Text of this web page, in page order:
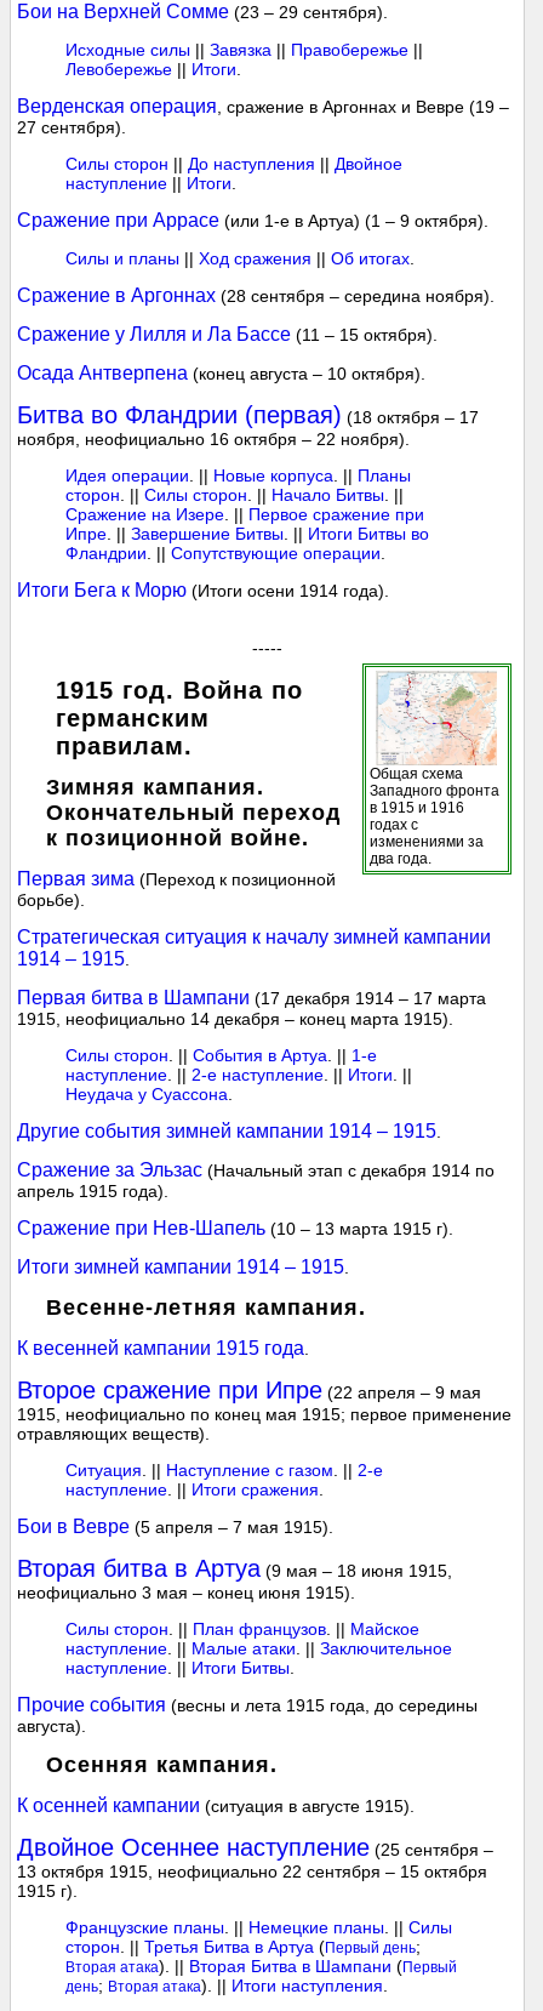
Бои на Верхней Сомме (23 – 29 сентября).
Исходные силы ||Завязка || Правобережье ||
Левобережье || Итоги
Верденская операция , сражение в Аргоннах и Вевре (19 –
27 сентября).
Силы сторон || До наступления || Двойное
наступление || Итоги
Сражение при Аррасе (или 1-е в Артуа) (1 – 9 октября).
Силы и планы ||Ход сражения ||Об итогах
Сражение в Аргоннах (28 сентября – середина ноября).
Сражение у Лилля и Ла Бассе (11 – 15 октября).
Осада Антверпена (конец августа – 10 октября).
Битва во Фландрии (первая) (18 октября – 17
ноября, неофициально 16 октября – 22 ноября).
Идея операции . || Новые корпуса . || Планы
сторон . ||Силы сторон . || Начало Битвы . ||
Сражение на Изере . || Первое сражение при
Ипре . ||Завершение Битвы . || Итоги Битвы во
Фландрии . ||Сопутствующие операции
Итоги Бега к Морю (Итоги осени 1914 года).
-----
Общая схема
Западного фронта
в 1915 и 1916
годах с
изменениями за
два года.
1915 год. Война по
германским
правилам.
Зимняя кампания.
Окончательный переход
к позиционной войне.
Первая зима (Переход к позиционной
борьбе).
Стратегическая ситуация к началу зимней кампании
1914 – 1915
Первая битва в Шампани (17 декабря 1914 – 17 марта
1915, неофициально 14 декабря – конец марта 1915).
Силы сторон . ||События в Артуа . || 1-е
наступление . || 2-е наступление . || Итоги . ||
Неудача у Суассона
Другие события зимней кампании 1914 – 1915
Сражение за Эльзас (Начальный этап с декабря 1914 по
апрель 1915 года).
Сражение при Нев-Шапель (10 – 13 марта 1915 г).
Итоги зимней кампании 1914 – 1915
Весенне-летняя кампания.
К весенней кампании 1915 года
Второе сражение при Ипре (22 апреля – 9 мая
1915, неофициально по конец мая 1915; первое применение
отравляющих веществ).
Ситуация . || Наступление с газом . || 2-е
наступление . || Итоги сражения
Бои в Вевре (5 апреля – 7 мая 1915).
Вторая битва в Артуа (9 мая – 18 июня 1915,
неофициально 3 мая – конец июня 1915).
Силы сторон . || План французов . || Майское
наступление . || Малые атаки . ||Заключительное
наступление . || Итоги Битвы
Прочие события(весны и лета 1915 года, до середины
августа).
Осенняя кампания.
К осенней кампании (ситуация в августе 1915).
Двойное Осеннее наступление (25 сентября –
13 октября 1915, неофициально 22 сентября – 15 октября
1915 г).
Французские планы . || Немецкие планы . ||Силы
сторон . ||Третья Битва в Артуа (Первый день;
Вторая атака). || Вторая Битва в Шампани (Первый
день; Вторая атака). || Итоги наступления